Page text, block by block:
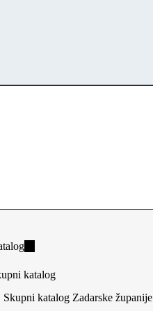
(link
external)
katalog
Skupni katalog Zadarske županije